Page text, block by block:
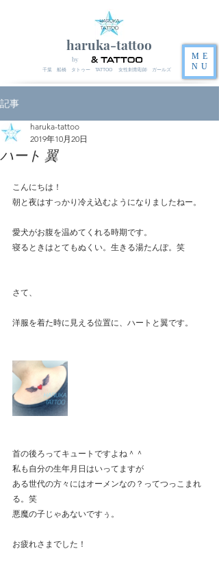
haruka-tattoo
千葉 船橋 タトゥー TATTOO 女性刺青彫師 ガールズ
ME
NU
by
記事
ハート 翼
haruka-tattoo
2019年10月20日
こんにちは！
朝と夜はすっかり冷え込むようになりましたねー。
愛犬がお腹を温めてくれる時期です。
寝るときはとてもぬくい。生きる湯たんぽ。笑
さて、
洋服を着た時に見える位置に、ハートと翼です。
首の後ろってキュートですよね＾＾
私も自分の生年月日はいってますが
ある世代の方々にはオーメンなの？ってつっこまれ
る。笑
悪魔の子じゃあないですぅ。
お疲れさまでした！